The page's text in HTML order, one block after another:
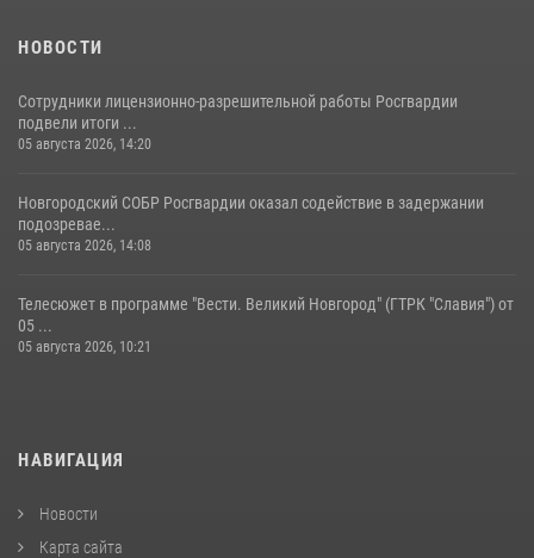
НОВОСТИ
Сотрудники лицензионно-разрешительной работы Росгвардии
подвели итоги ...
05 августа 2026, 14:20
Новгородский СОБР Росгвардии оказал содействие в задержании
подозревае...
05 августа 2026, 14:08
Телесюжет в программе "Вести. Великий Новгород" (ГТРК "Славия") от
05 ...
05 августа 2026, 10:21
НАВИГАЦИЯ
Новости
Карта сайта